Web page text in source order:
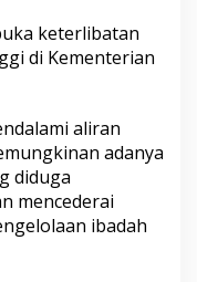
keterlibatan
di Kementerian
aliran
adanya
diduga
mencederai
ibadah